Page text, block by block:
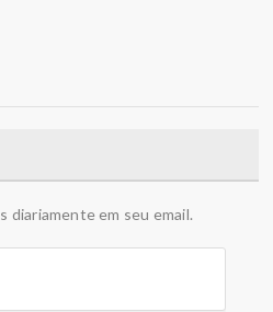
diariamente em seu email.